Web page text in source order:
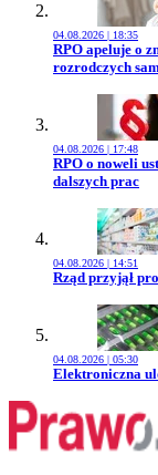
04.08.2026 | 18:35
Przejdź do
RPO apeluje o
rozrodczych
04.08.2026 | 17:48
Przejdź do
RPO o noweli
dalszych prac
04.08.2026 | 14:51
Przejdź do
Rząd przyjął
04.08.2026 | 05:30
Przejdź do
Elektroniczna